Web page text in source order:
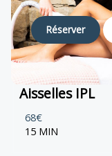
Réserver
Aisselles IPL
68€
15 MIN